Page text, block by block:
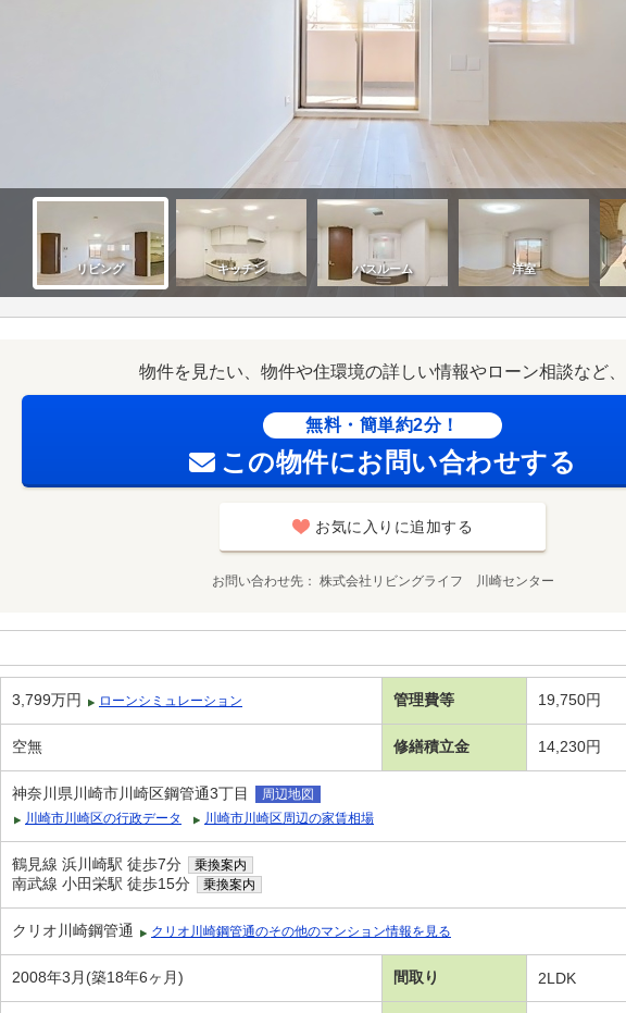
物件を見たい、物件や住環境の詳しい情報やローン相談など、
無料・簡単約2分！
この物件にお問い合わせする
お気に入りに追加する
お問い合わせ先 株式会社リビングライフ 川崎センター
3,799万円 ローンシミュレーション 管理費等 19,750円
空無 修繕積立金 14,230円
神奈川県川崎市川崎区鋼管通3丁目
周辺地図
川崎市川崎区の行政データ
川崎市川崎区周辺の家賃相場
鶴見線 浜川崎駅 徒歩7分 乗換案内
南武線 小田栄駅 徒歩15分 乗換案内
クリオ川崎鋼管通 クリオ川崎鋼管通のその他のマンション情報を見る
2008年3月(築18年6ヶ月) 間取り 2LDK